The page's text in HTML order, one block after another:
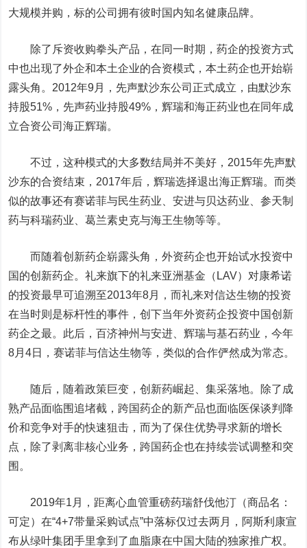
大规模并购，标的公司拥有彼时国内知名健康品牌。
除了斥资收购拳头产品，在同一时期，药企的投资方式
中也出现了外企和本土企业的合资模式，本土药企也开始崭
露头角。2012年9月，先声默沙东公司正式成立，由默沙东
持股51%，先声药业持股49%，辉瑞和海正药业也在同年成
立合资公司海正辉瑞。
不过，这种模式的大多数结局并不美好，2015年先声默
沙东的合资结束，2017年后，辉瑞选择退出海正辉瑞。而类
似的故事还有赛诺菲与民生药业、安进与贝达药业 、参天制
药与科瑞药业、葛兰素史克与海王生物等等。
而随着创新药企崭露头角，外资药企也开始试水投资中
国的创新药企。礼来旗下的礼来亚洲基金（LAV）对康希诺
的投资最早可追溯至2013年8月，而礼来对信达生物的投资
在当时则是标杆性的事件，创下当年外资药企投资中国创新
药企之最。此后，百济神州与安进、辉瑞与基石药业，今年
8月4日，赛诺菲与信达生物等，类似的合作俨然成为常态。
随后，随着政策巨变，创新药崛起、集采落地。除了成
熟产品面临围追堵截，跨国药企的新产品也面临医保谈判降
价和竞争对手的快速狙击，而为了保住优势寻求新的增长
点，除了剥离非核心业务，跨国药企也在持续尝试调整和突
围。
2019年1月，距离心血管重磅药瑞舒伐他汀（商品名：
可定）在“4+7带量采购试点”中落标仅过去两月，阿斯利康宣
布从绿叶集团手里拿到了血脂康在中国大陆的独家推广权。